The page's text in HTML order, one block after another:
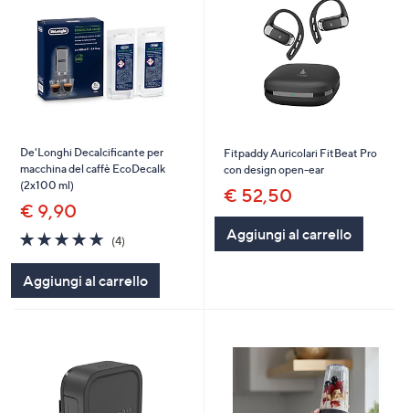
De'Longhi Decalcificante per
macchina del caffè EcoDecalk
(2x100 ml)
€ 9,90
4.8
of
Stars
(4)
Aggiungi al carrello
Fitpaddy Auricolari FitBeat Pro
con design open-ear
€ 52,50
Aggiungi al carrello